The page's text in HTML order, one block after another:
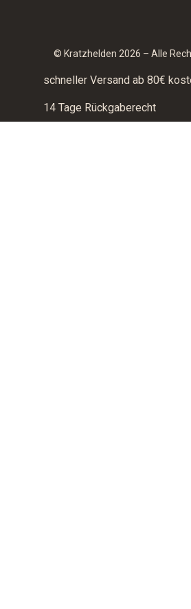
© Kratzhelden 2026 – Alle
schneller Versand ab 80€
14 Tage Rückgaberecht